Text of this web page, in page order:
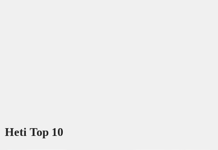
Heti Top 10